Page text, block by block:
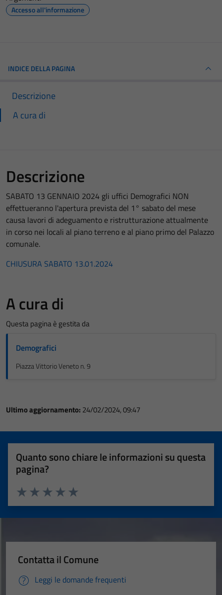
Accesso all'informazione
INDICE DELLA PAGINA
Descrizione
A cura di
Descrizione
SABATO 13 GENNAIO 2024 gli uffici Demografici NON
effettueranno l'apertura prevista del 1° sabato del mese
causa lavori di adeguamento e ristrutturazione attualmente
in corso nei locali al piano terreno e al piano primo del Palazzo
comunale.
CHIUSURA SABATO 13.01.2024
A cura di
Questa pagina è gestita da
Demografici
Piazza Vittorio Veneto n. 9
Ultimo aggiornamento: 24/02/2024, 09:47
Quanto sono chiare le informazioni su questa
pagina?
Valuta 5 stelle su 5
Valuta 4 stelle su 5
Valuta 3 stelle su 5
Valuta 2 stelle su 5
Valuta 1 stelle su 5
Contatta il Comune
Leggi le domande frequenti